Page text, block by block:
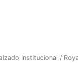
Institucional /